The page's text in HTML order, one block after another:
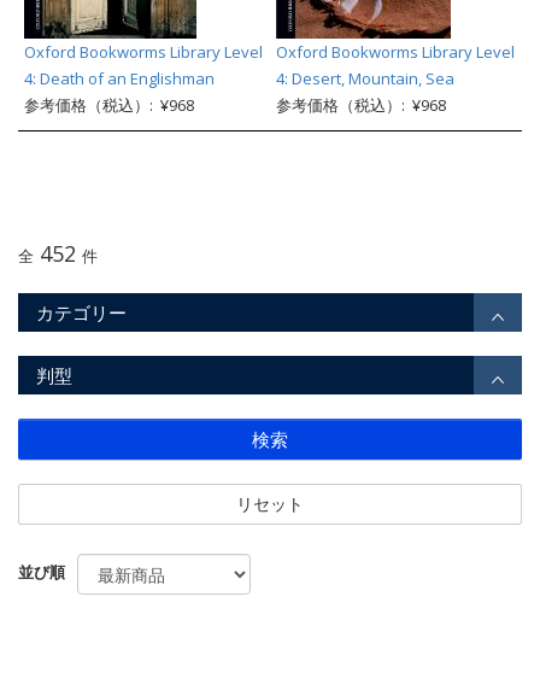
Oxford Bookworms Library Level
4: Death of an Englishman
参考価格（税込）: ¥968
Oxford Bookworms Library Level
4: Desert, Mountain, Sea
参考価格（税込）: ¥968
全 452 件
カテゴリー
判型
検索
リセット
並び順